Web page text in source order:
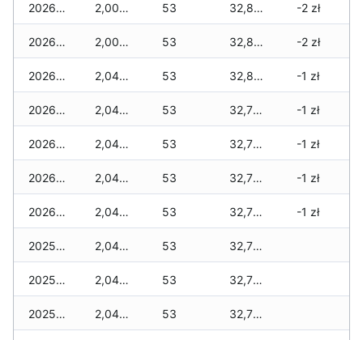
2026-01-07 2,005 zł 53 32,835 zł -2 zł
2026-01-06 2,005 zł 53 32,835 zł -2 zł
2026-01-05 2,040 zł 53 32,835 zł -1 zł
2026-01-04 2,040 zł 53 32,785 zł -1 zł
2026-01-03 2,040 zł 53 32,715 zł -1 zł
2026-01-02 2,040 zł 53 32,715 zł -1 zł
2026-01-01 2,040 zł 53 32,715 zł -1 zł
2025-12-31 2,040 zł 53 32,715 zł
2025-12-30 2,040 zł 53 32,715 zł
2025-12-29 2,040 zł 53 32,715 zł